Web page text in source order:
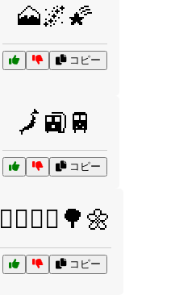
🗻🌌🌠
コピー
🗾🚉🚆
コピー
🚶‍♂️🚶‍♀️🌳🌼
コピー